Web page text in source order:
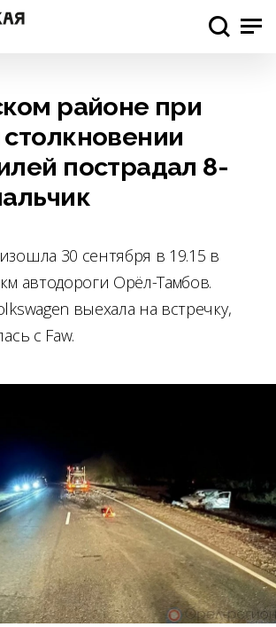
районе при
пострадал 8-
30 сентября в 19.15 в
автодороги Орёл-Тамбов.
выехала на встречку,
с Faw.